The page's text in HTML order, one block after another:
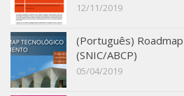
12/11/2019
(Português)
(SNIC/ABCP)
05/04/2019